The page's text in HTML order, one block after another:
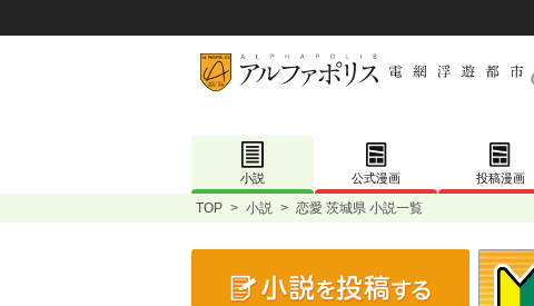
小説 公式漫画 投稿漫画
TOP > 小説 > 恋愛 茨城県 小説一覧